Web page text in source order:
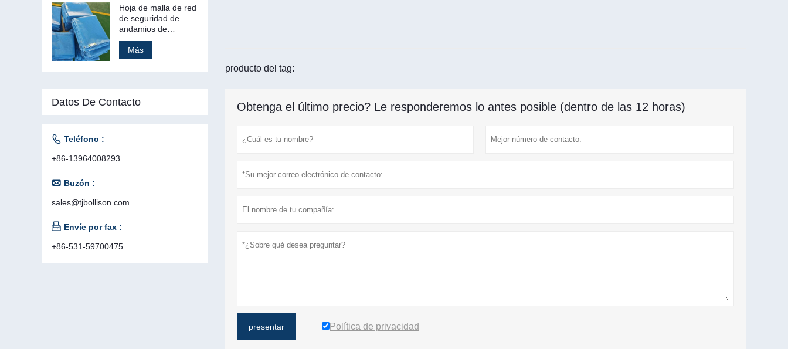
producto del tag:
Obtenga el último precio? Le responderemos lo antes posible (dentro de las 12 horas)
presentar Política de privacidad
Hoja de malla de red
de seguridad de
andamios de
construcción
incombustible de
PVC de plástico
Más
Datos De Contacto
 Teléfono :
+86-13964008293
 Buzón :
sales@tjbollison.com
 Envíe por fax :
+86-531-59700475